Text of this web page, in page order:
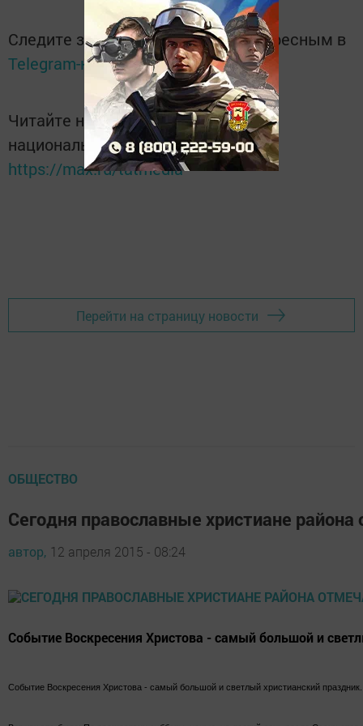
Следите за самым важным и интересным в
Telegram-каналеТатмедиа
Читайте новости Татарстана в
национальном мессенджере MАХ:
https://max.ru/tatmedia
Перейти на страницу новости
ОБЩЕСТВО
Сегодня православные христиане
автор, 12 апреля 2015 - 08:24
Событие Воскресения Христова - самый большой и
Событие Воскресения Христова - самый большой и светлый христианский